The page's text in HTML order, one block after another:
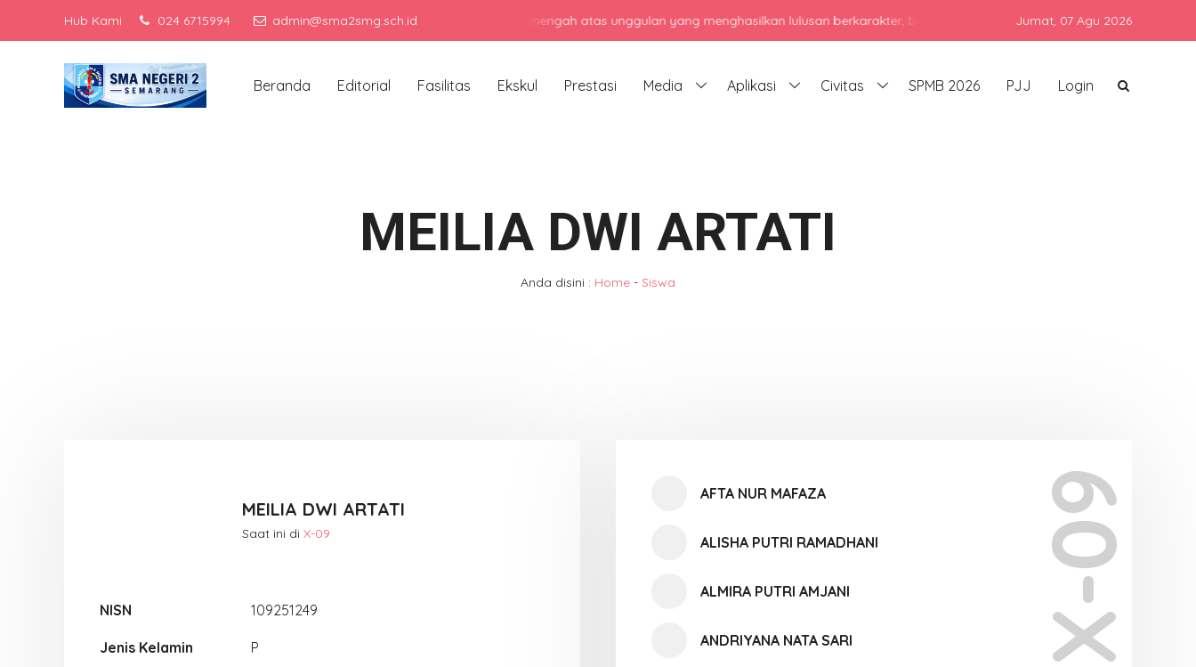
Hub Kami 024 6715994 admin@sma2smg.sch.idMenjadi sekolah menengah atas unggulan yang menghasilkan lulusan berkarakter, berprestasi, dan siap bersaing di era global dengan
Jumat, 07 Agu 2026
Beranda Editorial Fasilitas Ekskul Prestasi Media Aplikasi Civitas SPMB 2026 PJJ Login
MEILIA DWI ARTATI
Anda disini : Home - Siswa
MEILIA DWI ARTATI
Saat ini di X-09
NISN 109251249
Jenis Kelamin P X-09
AFTA NUR MAFAZA
ALISHA PUTRI RAMADHANI
ALMIRA PUTRI AMJANI
ANDRIYANA NATA SARI